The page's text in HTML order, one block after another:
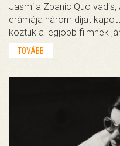
Jasmila Zbanic Quo
drámája három díjat
köztük a legjobb filmnek
TOVÁBB